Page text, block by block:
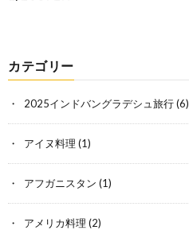
カテゴリー
2025インドバングラデシュ旅行(6)
アイヌ料理 (1)
アフガニスタン (1)
アメリカ料理 (2)